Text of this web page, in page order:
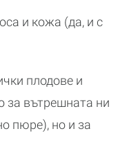
и кожа (да, и с
плодове и
за вътрешната ни
пюре), но и за